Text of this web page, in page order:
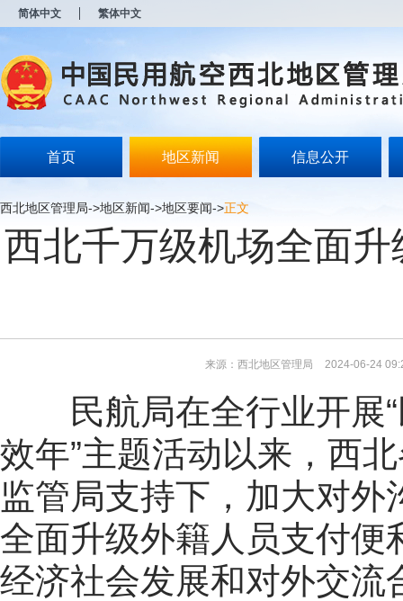
简体中文 繁体中文
首页 地区新闻 信息公开
西北地区管理局->地区新闻->地区要闻->正文
西北千万级机场全面
来源：西北地区管理局 2024-06-24
民航局在全行业开展
效年”主题活动以来，西
监管局支持下，加大对
全面升级外籍人员支付便
经济社会发展和对外交流
开
无
障
说
按
Alt
加
浪